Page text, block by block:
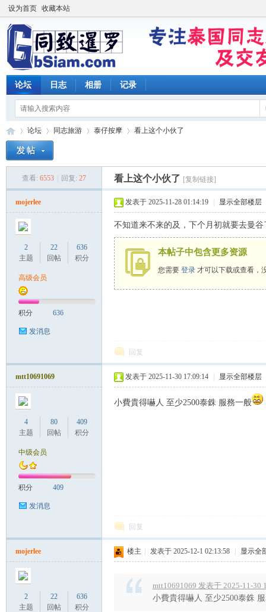
设为首页 收藏本站
论坛 日志 相册 记录
罗
论坛
›
同志旅游
›
泰仔按摩
›
看上这个小伙了
查看: 6553 回复: 27 看上这个小伙了 [复制链接]
mojerlee
2
主题
22
回帖
636
积分
高级会员
积分 636
发消息
发表于 2025-11-28 01:14:19 显示全部楼层
不知道来不来的及，下个月初就要去曼
本帖子中包含更多资源
您需要 登录才可以下载或查看，
回复
mtt10691069
4
主题
80
回帖
409
积分
中级会员
积分 409
发消息
发表于 2025-11-30 17:09:14 显示全部楼层
小費貴得嚇人 至少2500泰銖 服務一般
回复
mojerlee
2
主题
22
回帖
636
积分
楼主 发表于 2025-12-1 02:13:58 显示全
mtt10691069 发表于 2025-11-30
小費貴得嚇人 至少2500泰銖